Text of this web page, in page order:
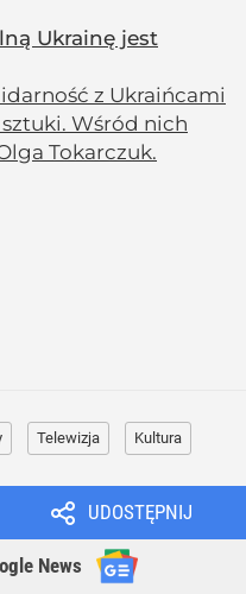
Ukrainę jest
z Ukraińcami
Wśród nich
Tokarczuk.
Telewizja Kultura
UDOSTĘPNIJ
News